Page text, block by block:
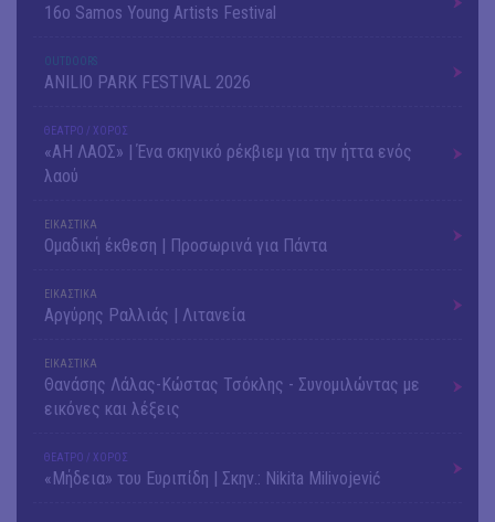
16o Samos Young Artists Festival
OUTDΟORS
ANILIO PARK FESTIVAL 2026
ΘΕΑΤΡΟ / ΧΟΡΟΣ
«ΑΗ ΛΑΟΣ» | Ένα σκηνικό ρέκβιεμ για την ήττα ενός
λαού
ΕΙΚΑΣΤΙΚΑ
Ομαδική έκθεση | Προσωρινά για Πάντα
ΕΙΚΑΣΤΙΚΑ
Αργύρης Ραλλιάς | Λιτανεία
ΕΙΚΑΣΤΙΚΑ
Θανάσης Λάλας-Κώστας Τσόκλης - Συνομιλώντας με
εικόνες και λέξεις
ΘΕΑΤΡΟ / ΧΟΡΟΣ
«Μήδεια» του Ευριπίδη | Σκην.: Nikita Milivojević